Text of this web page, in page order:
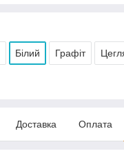
Білий Графіт
Доставка Оплата